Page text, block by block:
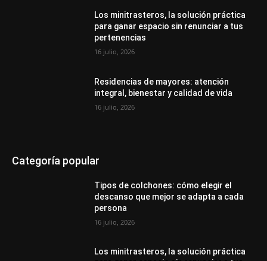
Los minitrasteros, la solución práctica
para ganar espacio sin renunciar a tus
pertenencias
16 julio, 2026
Residencias de mayores: atención
integral, bienestar y calidad de vida
16 julio, 2026
Categoría popular
Tipos de colchones: cómo elegir el
descanso que mejor se adapta a cada
persona
16 julio, 2026
Los minitrasteros, la solución práctica